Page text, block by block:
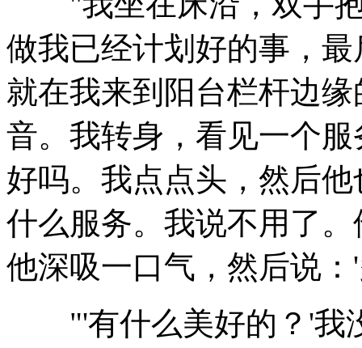
做我已经计划好的事，
就在我来到阳台栏杆边
音。我转身，看见一个
好吗。我点点头，然后
什么服务。我说不用了
他深吸一口气，然后说
"'有什么美好的？'我